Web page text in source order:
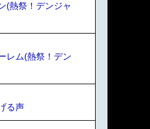
(熱祭！デンジャ
レム(熱祭！デン
る声